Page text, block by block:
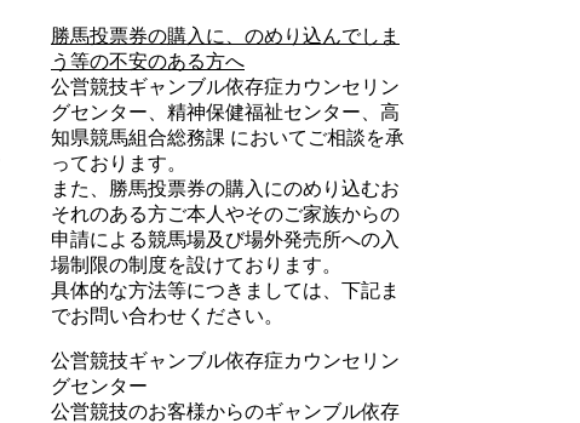
勝馬投票券の購入に、のめり込んでしま
う等の不安のある方へ
公営競技ギャンブル依存症カウンセリン
グセンター、精神保健福祉センター、高
知県競馬組合総務課 においてご相談を承
っております。
また、勝馬投票券の購入にのめり込むお
それのある方ご本人やそのご家族からの
申請による競馬場及び場外発売所への入
場制限の制度を設けております。
具体的な方法等につきましては、下記ま
でお問い合わせください。
公営競技ギャンブル依存症カウンセリン
グセンター
公営競技のお客様からのギャンブル依存